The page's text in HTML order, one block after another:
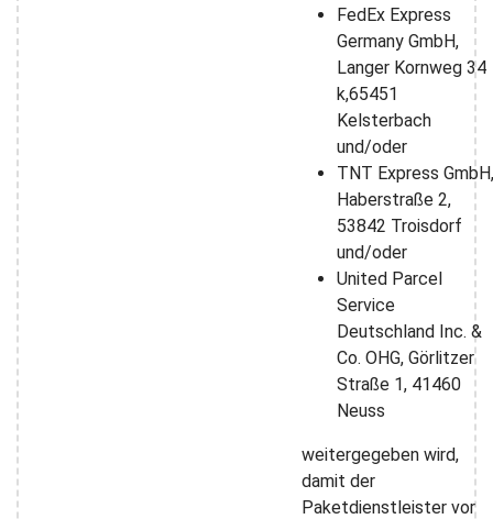
FedEx Express
Germany GmbH,
Langer Kornweg 34
k,65451
Kelsterbach
und/oder
TNT Express GmbH,
Haberstraße 2,
53842 Troisdorf
und/oder
United Parcel
Service
Deutschland Inc. &
Co. OHG, Görlitzer
Straße 1, 41460
Neuss
weitergegeben wird,
damit der
Paketdienstleister vor